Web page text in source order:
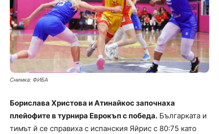
Снимка: ФИБА
Борислава Христова и Атинайкос започнаха
плейофите в турнира Еврокъп с победа. Българката и
тимът й се справиха с испанския Яйрис с 80:75 като